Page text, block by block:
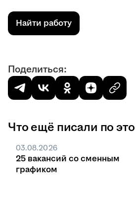
Найти работу
Поделиться:
Что ещё писали по
03.08.2026
25 вакансий со сменным
графиком